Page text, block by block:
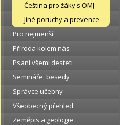
Čeština pro žáky s OMJ
Jiné poruchy a prevence
Pro nejmenší
Příroda kolem nás
Psaní všemi desteti
Semináře, besedy
Správce učebny
Všeobecný přehled
Zeměpis a geologie